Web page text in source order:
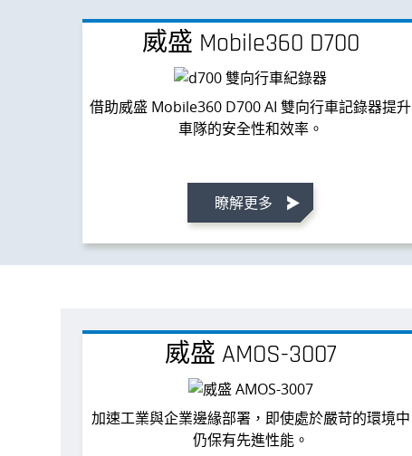
威盛 Mobile360 D700
借助威盛 Mobile360 D700 AI 雙向行車記錄器提升
車隊的安全性和效率。
瞭解更多
威盛 AMOS-3007
加速工業與企業邊緣部署，即使處於嚴苛的環境中
仍保有先進性能。